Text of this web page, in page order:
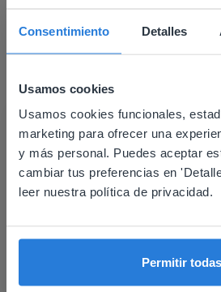
Consentimiento Detalles
Usamos cookies
Usamos cookies funcionales,
marketing para ofrecer una
y más personal. Puedes aceptar
cambiar tus preferencias en
leer nuestra política de privacidad.
Permitir todas
inclinadas y su estilo
Facilita una transición suave
imprenta a la cursiva
angulados y letras
This website
your location
Based on your location, we
prefer to visit our English
English